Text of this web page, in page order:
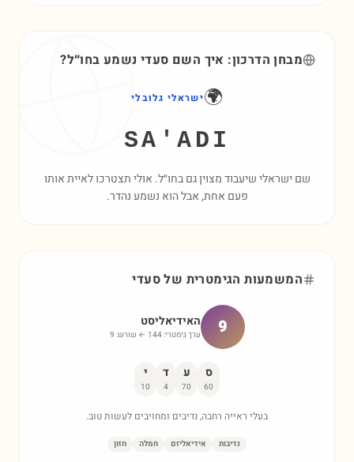
מבחן הדרכון: איך השם סעדי נשמע בחו״ל?
🌍ישראלי גלובלי
SA'ADI
שם ישראלי שיעבוד מצוין גם בחו״ל. אולי תצטרכו לאיית אותו
פעם אחת, אבל הוא נשמע נהדר.
המשמעות הגימטרית שלסעדי
9 האידיאליסט
ערך גימטרי: 144 ← שורש: 9
ס
60
ע
70
ד
4
י
10
בעלי ראייה רחבה, נדיבים ומחויבים לעשות טוב.
נדיבות אידיאליזם חמלה חזון